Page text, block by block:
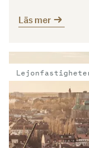
Läs mer